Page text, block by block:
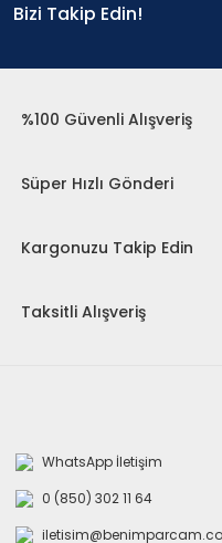
Bizi Takip Edin!
%100 Güvenli Alışveriş
Süper Hızlı Gönderi
Kargonuzu Takip Edin
Taksitli Alışveriş
WhatsApp İletişim
0 (850) 302 11 64